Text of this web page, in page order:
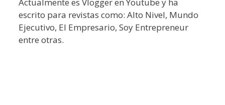
escrito para revistas como: Alto Nivel, Mundo
Ejecutivo, El Empresario, Soy Entrepreneur
entre otras.